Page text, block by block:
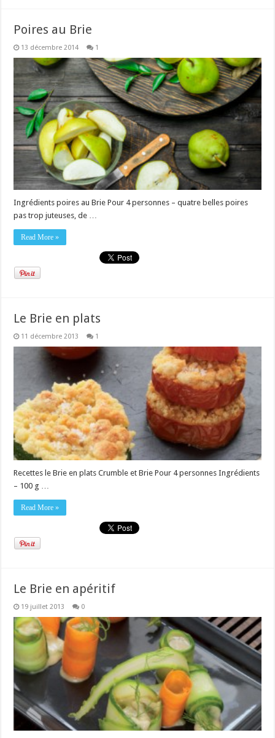
Poires au Brie
13 décembre 2014 1
Ingrédients poires au Brie Pour 4 personnes – quatre belles poires
pas trop juteuses, de …
Read More »
Le Brie en plats
11 décembre 2013 1
Recettes le Brie en plats Crumble et Brie Pour 4 personnes Ingrédients
– 100 g …
Read More »
Le Brie en apéritif
19 juillet 2013 0